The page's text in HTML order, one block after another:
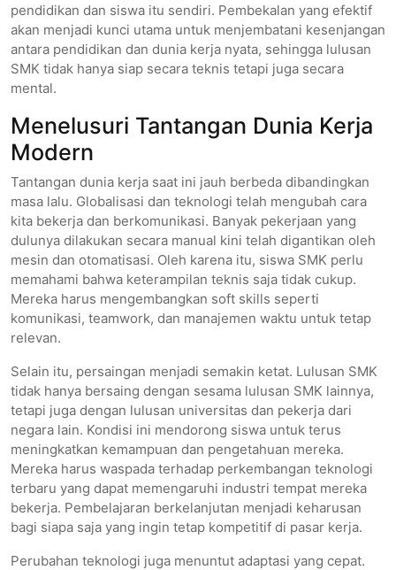
pendidikan dan siswa itu sendiri. Pembekalan yang efektif
akan menjadi kunci utama untuk menjembatani kesenjangan
antara pendidikan dan dunia kerja nyata, sehingga lulusan
SMK tidak hanya siap secara teknis tetapi juga secara
mental.
Menelusuri Tantangan Dunia Kerja
Modern
Tantangan dunia kerja saat ini jauh berbeda dibandingkan
masa lalu. Globalisasi dan teknologi telah mengubah cara
kita bekerja dan berkomunikasi. Banyak pekerjaan yang
dulunya dilakukan secara manual kini telah digantikan oleh
mesin dan otomatisasi. Oleh karena itu, siswa SMK perlu
memahami bahwa keterampilan teknis saja tidak cukup.
Mereka harus mengembangkan soft skills seperti
komunikasi, teamwork, dan manajemen waktu untuk tetap
relevan.
Selain itu, persaingan menjadi semakin ketat. Lulusan SMK
tidak hanya bersaing dengan sesama lulusan SMK lainnya,
tetapi juga dengan lulusan universitas dan pekerja dari
negara lain. Kondisi ini mendorong siswa untuk terus
meningkatkan kemampuan dan pengetahuan mereka.
Mereka harus waspada terhadap perkembangan teknologi
terbaru yang dapat memengaruhi industri tempat mereka
bekerja. Pembelajaran berkelanjutan menjadi keharusan
bagi siapa saja yang ingin tetap kompetitif di pasar kerja.
Perubahan teknologi juga menuntut adaptasi yang cepat.